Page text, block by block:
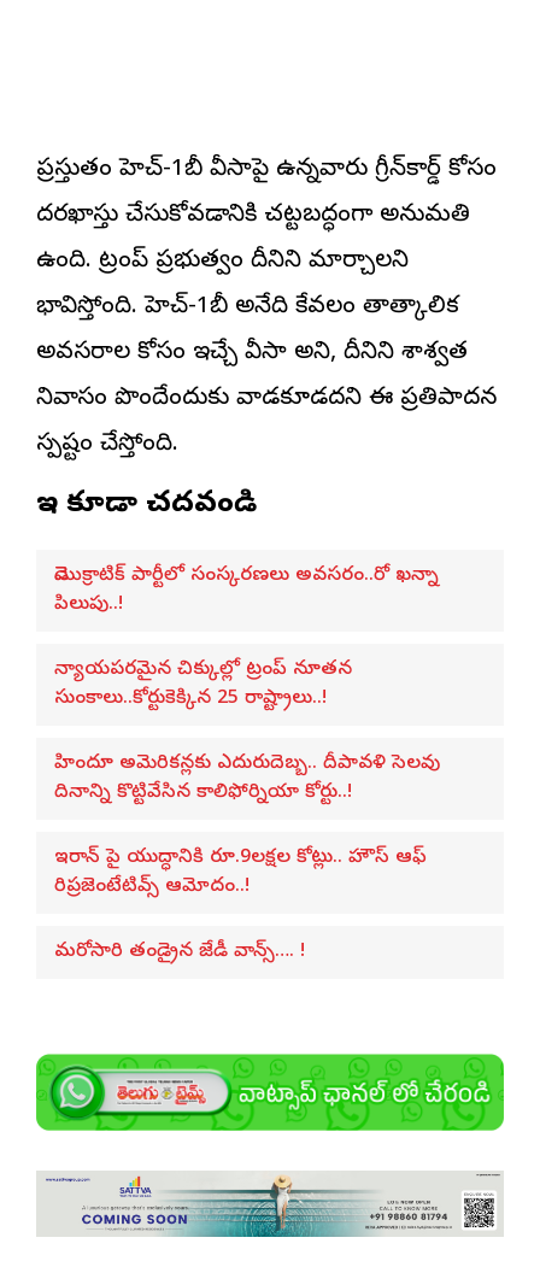
ప్రస్తుతం హెచ్‌-1బీ వీసాపై ఉన్నవారు గ్రీన్‌కార్డ్‌ కోసం
దరఖాస్తు చేసుకోవడానికి చట్టబద్ధంగా అనుమతి
ఉంది. ట్రంప్‌ ప్రభుత్వం దీనిని మార్చాలని
భావిస్తోంది. హెచ్‌-1బీ అనేది కేవలం తాత్కాలిక
అవసరాల కోసం ఇచ్చే వీసా అని, దీనిని శాశ్వత
నివాసం పొందేందుకు వాడకూడదని ఈ ప్రతిపాదన
స్పష్టం చేస్తోంది.
ఇవి కూడా చదవండి
డెమొక్రాటిక్ పార్టీలో సంస్కరణలు అవసరం..రో ఖన్నా
పిలుపు..!
న్యాయపరమైన చిక్కుల్లో ట్రంప్ నూతన
సుంకాలు..కోర్టుకెక్కిన 25 రాష్ట్రాలు..!
హిందూ అమెరికన్లకు ఎదురుదెబ్బ.. దీపావళి సెలవు
దినాన్ని కొట్టివేసిన కాలిఫోర్నియా కోర్టు..!
ఇరాన్ పై యుద్ధానికి రూ.9లక్షల కోట్లు.. హౌస్ ఆఫ్‌
రిప్రజెంటేటివ్స్‌ ఆమోదం..!
మరోసారి తండ్రైన జేడీ వాన్స్…. !